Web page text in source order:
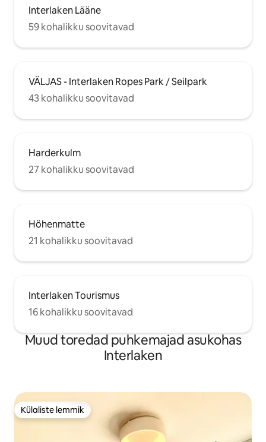
Interlaken Lääne
59 kohalikku soovitavad
VÄLJAS - Interlaken Ropes Park / Seilpark
43 kohalikku soovitavad
Harderkulm
27 kohalikku soovitavad
Höhenmatte
21 kohalikku soovitavad
Interlaken Tourismus
16 kohalikku soovitavad
Muud toredad puhkemajad asukohas
Interlaken
Külaliste lemmik
Külaliste lemmik